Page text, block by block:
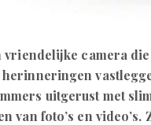
vriendelijke camera
uitgerust met
van foto’s en